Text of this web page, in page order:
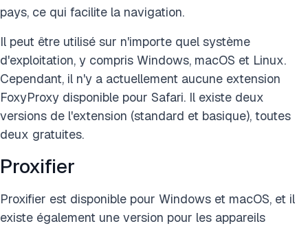
pays, ce qui facilite la navigation.
Il peut être utilisé sur n'importe quel système
d'exploitation, y compris Windows, macOS et Linux.
Cependant, il n'y a actuellement aucune extension
FoxyProxy disponible pour Safari. Il existe deux
versions de l'extension (standard et basique), toutes
deux gratuites.
Proxifier
Proxifier est disponible pour Windows et macOS, et il
existe également une version pour les appareils